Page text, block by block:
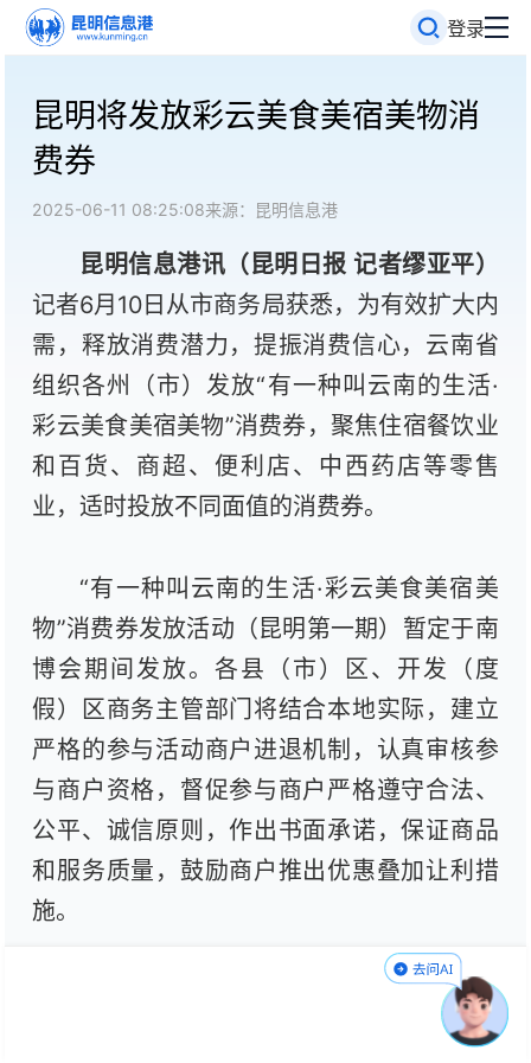
登录
昆明将发放彩云美食美宿美物消
费券
2025-06-11 08:25:08来源：昆明信息港
昆明信息港讯（昆明日报 记者缪亚平）
记者6月10日从市商务局获悉，为有效扩大内
需，释放消费潜力，提振消费信心，云南省
组织各州（市）发放“有一种叫云南的生活·
彩云美食美宿美物”消费券，聚焦住宿餐饮业
和百货、商超、便利店、中西药店等零售
业，适时投放不同面值的消费券。
“有一种叫云南的生活·彩云美食美宿美
物”消费券发放活动（昆明第一期）暂定于南
博会期间发放。各县（市）区、开发（度
假）区商务主管部门将结合本地实际，建立
严格的参与活动商户进退机制，认真审核参
与商户资格，督促参与商户严格遵守合法、
公平、诚信原则，作出书面承诺，保证商品
和服务质量，鼓励商户推出优惠叠加让利措
施。
昆明号召广大商户自愿参与活动，按属
地原则进行报名。根据报名情况，各地商务